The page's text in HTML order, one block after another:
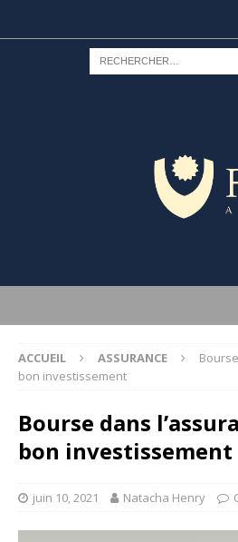
ACCUEIL ASSURANCE
bon investissement
Bourse dans
bon investissement
juin 10, 2021 Natacha Henry